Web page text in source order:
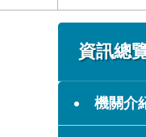
:::
資訊總
機關介